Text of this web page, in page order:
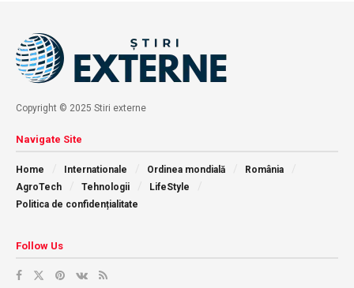
Copyright © 2025 Stiri externe
Navigate Site
Home Internationale Ordinea mondială
România
AgroTech
Tehnologii
LifeStyle
Politica de confidențialitate
Follow Us